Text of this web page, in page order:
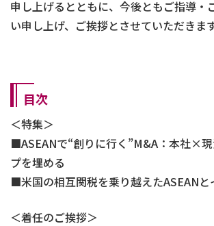
申し上げるとともに、今後ともご指導・
い申し上げ、ご挨拶とさせていただきます
目次
＜特集＞
ASEANで“創りに行く”M&A：本社×
プを埋める
米国の相互関税を乗り越えたASEANと
＜着任のご挨拶＞